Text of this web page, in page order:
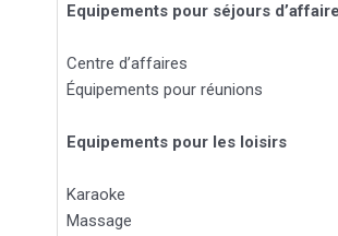
Equipements pour séjours
Centre d’affaires
Équipements pour réunions
Equipements pour les loisirs
Karaoke
Massage